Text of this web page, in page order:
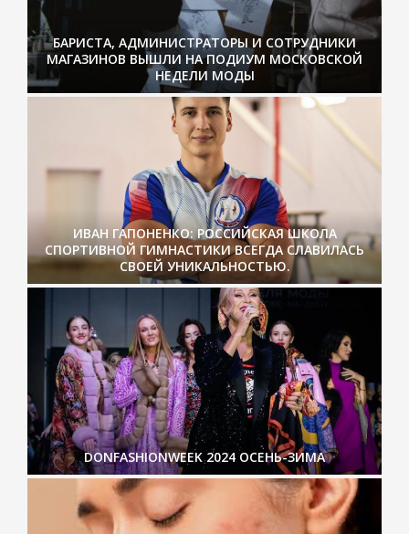
БАРИСТА, АДМИНИСТРАТОРЫ И СОТРУДНИКИ
МАГАЗИНОВ ВЫШЛИ НА ПОДИУМ МОСКОВСКОЙ
НЕДЕЛИ МОДЫ
ИВАН ГАПОНЕНКО: РОССИЙСКАЯ ШКОЛА
СПОРТИВНОЙ ГИМНАСТИКИ ВСЕГДА СЛАВИЛАСЬ
СВОЕЙ УНИКАЛЬНОСТЬЮ.
DONFASHIONWEEK 2024 ОСЕНЬ-ЗИМА